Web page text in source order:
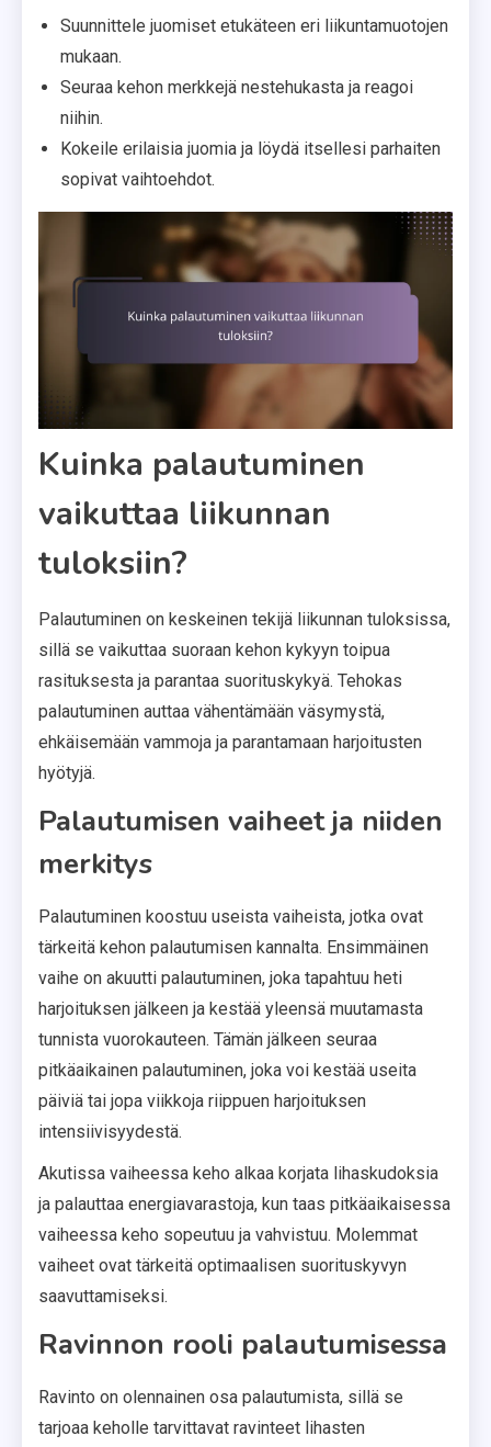
Suunnittele juomiset etukäteen eri liikuntamuotojen
mukaan.
Seuraa kehon merkkejä nestehukasta ja reagoi
niihin.
Kokeile erilaisia juomia ja löydä itsellesi parhaiten
sopivat vaihtoehdot.
Kuinka palautuminen
vaikuttaa liikunnan
tuloksiin?
Palautuminen on keskeinen tekijä liikunnan tuloksissa,
sillä se vaikuttaa suoraan kehon kykyyn toipua
rasituksesta ja parantaa suorituskykyä. Tehokas
palautuminen auttaa vähentämään väsymystä,
ehkäisemään vammoja ja parantamaan harjoitusten
hyötyjä.
Palautumisen vaiheet ja niiden
merkitys
Palautuminen koostuu useista vaiheista, jotka ovat
tärkeitä kehon palautumisen kannalta. Ensimmäinen
vaihe on akuutti palautuminen, joka tapahtuu heti
harjoituksen jälkeen ja kestää yleensä muutamasta
tunnista vuorokauteen. Tämän jälkeen seuraa
pitkäaikainen palautuminen, joka voi kestää useita
päiviä tai jopa viikkoja riippuen harjoituksen
intensiivisyydestä.
Akutissa vaiheessa keho alkaa korjata lihaskudoksia
ja palauttaa energiavarastoja, kun taas pitkäaikaisessa
vaiheessa keho sopeutuu ja vahvistuu. Molemmat
vaiheet ovat tärkeitä optimaalisen suorituskyvyn
saavuttamiseksi.
Ravinnon rooli palautumisessa
Ravinto on olennainen osa palautumista, sillä se
tarjoaa keholle tarvittavat ravinteet lihasten